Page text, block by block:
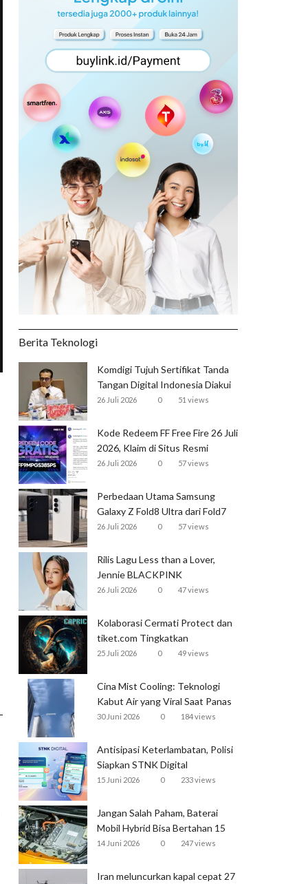
Berita Teknologi
Komdigi Tujuh Sertifikat Tanda
Tangan Digital Indonesia Diakui
Global
26 Juli 2026 0 51 views
Kode Redeem FF Free Fire 26 Juli
2026, Klaim di Situs Resmi
Garena
26 Juli 2026 0 57 views
Perbedaan Utama Samsung
Galaxy Z Fold8 Ultra dari Fold7
26 Juli 2026 0 57 views
Rilis Lagu Less than a Lover,
Jennie BLACKPINK
Mendominasi Tangga Lagu
26 Juli 2026 0 47 views
Kolaborasi Cermati Protect dan
tiket.com Tingkatkan
Perlindungan Perjalanan Kereta
25 Juli 2026 0 49 views
Cina Mist Cooling: Teknologi
Kabut Air yang Viral Saat Panas
Ekstrem
30 Juni 2026 0 184 views
Antisipasi Keterlambatan, Polisi
Siapkan STNK Digital
15 Juni 2026 0 233 views
Jangan Salah Paham, Baterai
Mobil Hybrid Bisa Bertahan 15
Tahun
14 Juni 2026 0 247 views
Iran meluncurkan kapal cepat 27